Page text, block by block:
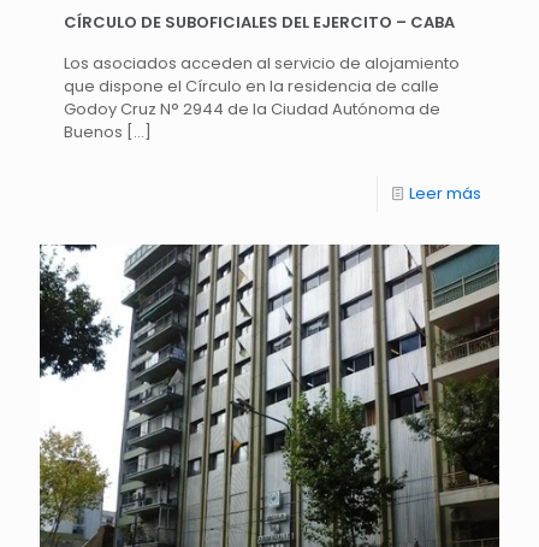
CÍRCULO DE SUBOFICIALES DEL EJERCITO – CABA
Los asociados acceden al servicio de alojamiento
que dispone el Círculo en la residencia de calle
Godoy Cruz N° 2944 de la Ciudad Autónoma de
Buenos […]
Leer más